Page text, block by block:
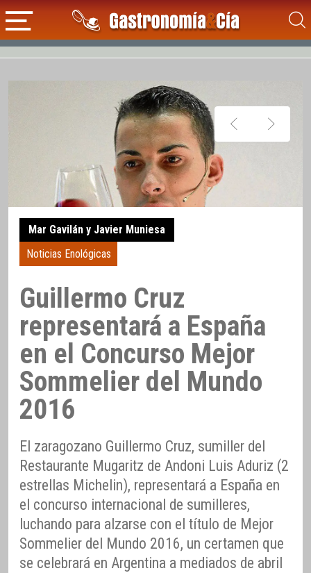
Mar Gavilán y Javier Muniesa
Noticias Enológicas
Guillermo Cruz
representará a España
en el Concurso Mejor
Sommelier del Mundo
2016
El zaragozano Guillermo Cruz, sumiller del
Restaurante Mugaritz de Andoni Luis Aduriz (2
estrellas Michelin), representará a España en
el concurso internacional de sumilleres,
luchando para alzarse con el título de Mejor
Sommelier del Mundo 2016, un certamen que
se celebrará en Argentina a mediados de abril